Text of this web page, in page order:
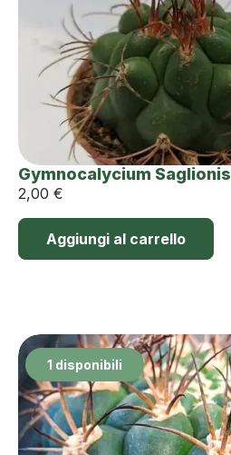
Gymnocalycium Saglionis
2,00 €
Aggiungi al carrello
1 disponibili